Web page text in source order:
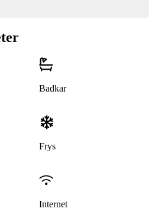
Badkar
Frys
Internet